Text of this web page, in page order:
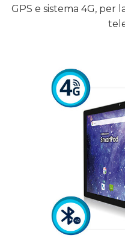
GPS e sistema 4G, per